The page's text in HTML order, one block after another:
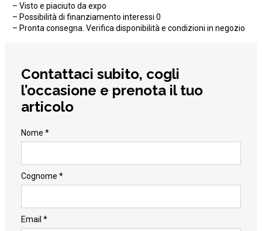
– Visto e piaciuto da expo
– Possibilità di finanziamento interessi 0
– Pronta consegna. Verifica disponibilità e condizioni in negozio
Contattaci subito, cogli
l’occasione e prenota il tuo
articolo
Nome *
Cognome *
Email *